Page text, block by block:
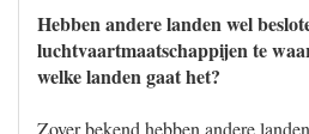
Hebben andere landen wel
luchtvaartmaatschappijen te
welke landen gaat het?
Zover bekend hebben andere